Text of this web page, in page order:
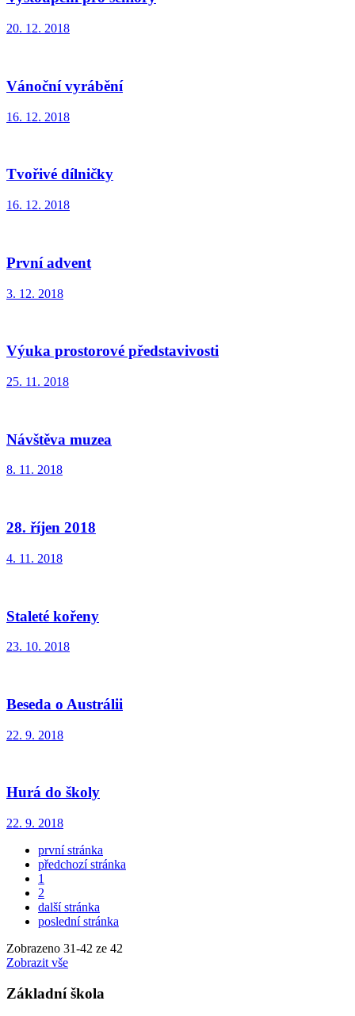
20. 12. 2018
Vánoční vyrábění
16. 12. 2018
Tvořivé dílničky
16. 12. 2018
První advent
3. 12. 2018
Výuka prostorové představivosti
25. 11. 2018
Návštěva muzea
8. 11. 2018
28. říjen 2018
4. 11. 2018
Staleté kořeny
23. 10. 2018
Beseda o Austrálii
22. 9. 2018
Hurá do školy
22. 9. 2018
první stránka
předchozí stránka
1
2
další stránka
poslední stránka
Zobrazeno 31-42 ze 42
Zobrazit vše
Základní škola